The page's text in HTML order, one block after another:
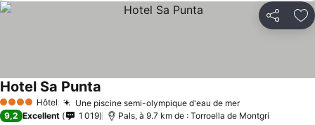
Partager
4 Étoiles Hôtel Une piscine semi-olympique d'eau de mer
Hotel Sa Punta
9,2 Excellent 1 019 Pals, à 9.7 km de : Torroella de Montgrí